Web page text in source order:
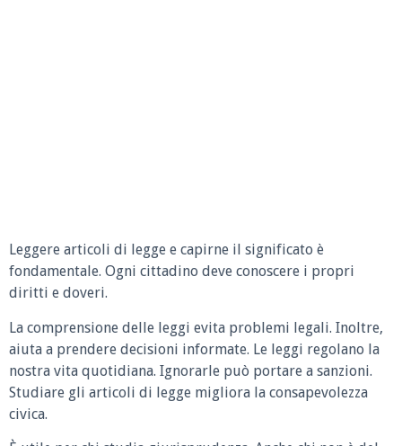
Leggere articoli di legge e capirne il significato è
fondamentale. Ogni cittadino deve conoscere i propri
diritti e doveri.
La comprensione delle leggi evita problemi legali. Inoltre,
aiuta a prendere decisioni informate. Le leggi regolano la
nostra vita quotidiana. Ignorarle può portare a sanzioni.
Studiare gli articoli di legge migliora la consapevolezza
civica.